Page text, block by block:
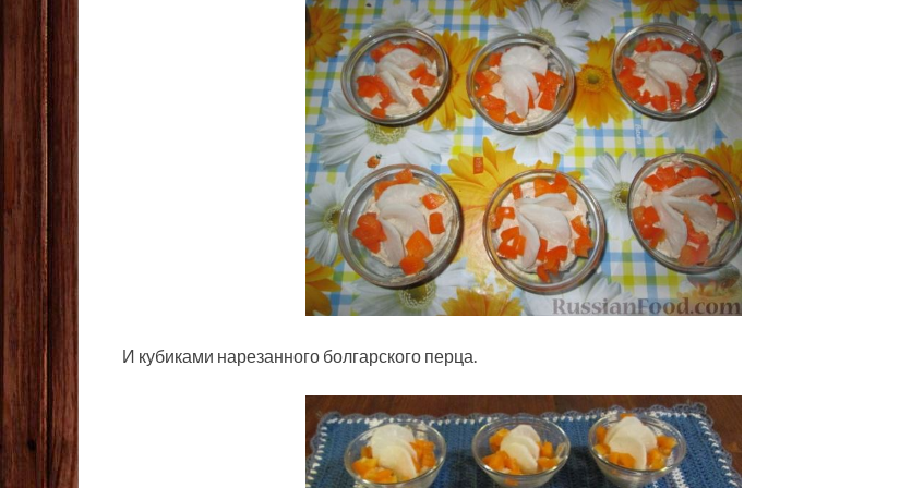
И кубиками нарезанного болгарского перца.